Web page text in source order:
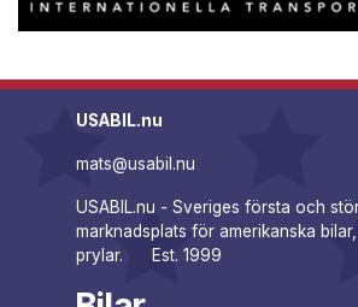
USABIL.nu
mats@usabil.nu
USABIL.nu - Sveriges första och
marknadsplats för amerikanska
prylar. Est. 1999